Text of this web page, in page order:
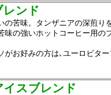
ンド
の苦味。タンザニアの深煎り
味の強いホットコーヒー用の
がお好みの方は､ユーロビタ
スブレンド